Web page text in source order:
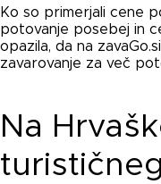
Ko so primerjali cene
potovanje posebej in
opazila, da na
zavarovanje za več
Na